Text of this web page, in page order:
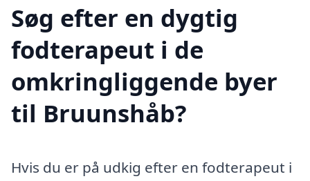
Søg efter en dygtig
fodterapeut i de
omkringliggende byer
til Bruunshåb?
Hvis du er på udkig efter en fodterapeut i